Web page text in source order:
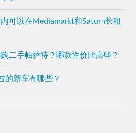
可以在Mediamarkt和Saturn长租
二手帕萨特？哪款性价比高些？
的新车有哪些？